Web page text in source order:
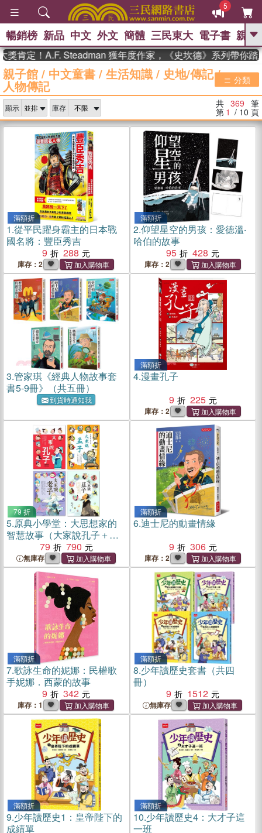
5
GO
熱搜： 東野圭吾 、 高希均教授回憶錄
、 、 、 花開錦
繡 、 暑期推薦 、 方念華 、 台灣的
數學女孩：黎曼猜想
、 偉大的迷走神經 、 如果歷史是一
、 臺灣漫遊錄
暢銷榜 新品 中文 外文 簡體 三民東大 電子書 親子
A.F. Steadman 獲年度作家，《史坎德》系列帶你踏上熱血
親子館 / 中文童書 / 生活知識 / 史地/傳記/
人物傳記 分類
顯示 庫存 共 369 筆
第 1 / 10 頁
滿額折
1.從平民躍身霸主的日本戰
國名將：豐臣秀吉
9
288
庫存：2
滿額折
2.仰望星空的男孩：愛德溫‧
哈伯的故事
95
428
庫存：2
3.管家琪《經典人物故事套
書5-9冊》（共五冊）
到貨時通知我
滿額折
4.漫畫孔子
9
225
庫存：2
79 折
5.原典小學堂：大思想家的
智慧故事（大家說孔子＋大
家說孟子＋大家讀老子＋大
家說莊子）（共四冊）
79 790
無庫存
滿額折
6.迪士尼的動畫情緣
9
306
庫存：2
滿額折
7.歌詠生命的妮娜：民權歌
手妮娜．西蒙的故事
9
342
庫存：1
滿額折
8.少年讀歷史套書（共四
冊）
9
1512
無庫存
滿額折
9.少年讀歷史1：皇帝陛下的
成績單
滿額折
10.少年讀歷史4：大才子這
一班